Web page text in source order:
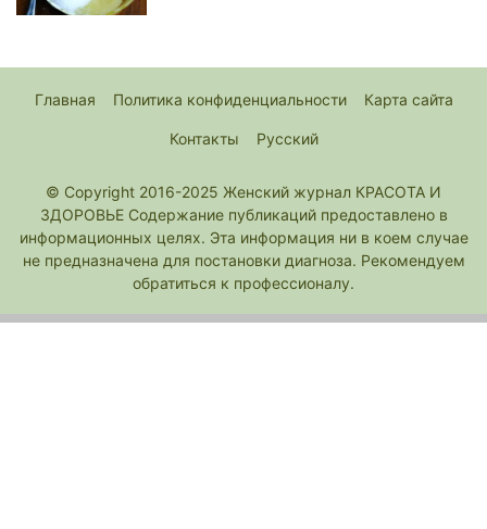
Главная Политика конфиденциальности Карта сайта
Контакты Русский
© Copyright 2016-2025 Женский журнал КРАСОТА И
ЗДОРОВЬЕ Содержание публикаций предоставлено в
информационных целях. Эта информация ни в коем случае
не предназначена для постановки диагноза. Рекомендуем
обратиться к профессионалу.